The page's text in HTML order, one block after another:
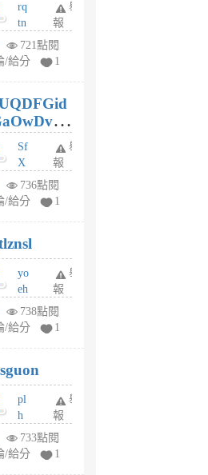
rq
tn
jt
gl
個
月
前
舉
報
721點閱
/給分
1
Sf
X
Pe
Jc
R
P
m
v
A
V
個
月
前
舉
報
736點閱
/給分
1
yo
eh
ld
gy
個
月
前
舉
報
738點閱
/給分
1
pl
h
wi
w
舉
報
733點閱
/給分
1